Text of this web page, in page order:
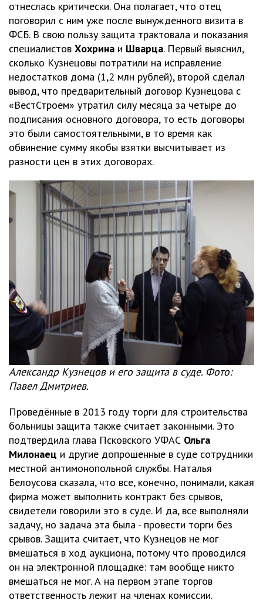
отнеслась критически. Она полагает, что отец
поговорил с ним уже после вынужденного визита в
ФСБ. В свою пользу защита трактовала и показания
специалистов Хохрина и Шварца. Первый выяснил,
сколько Кузнецовы потратили на исправление
недостатков дома (1,2 млн рублей), второй сделал
вывод, что предварительный договор Кузнецова с
«ВестСтроем» утратил силу месяца за четыре до
подписания основного договора, то есть договоры
это были самостоятельными, в то время как
обвинение сумму якобы взятки высчитывает из
разности цен в этих договорах.
Александр Кузнецов и его защита в суде. Фото:
Павел Дмитриев.
Проведённые в 2013 году торги для строительства
больницы защита также считает законными. Это
подтвердила глава Псковского УФАС Ольга
Милонаец и другие допрошенные в суде сотрудники
местной антимонопольной службы. Наталья
Белоусова сказала, что все, конечно, понимали, какая
фирма может выполнить контракт без срывов,
свидетели говорили это в суде. И да, все выполняли
задачу, но задача эта была - провести торги без
срывов. Защита считает, что Кузнецов не мог
вмешаться в ход аукциона, потому что проводился
он на электронной площадке: там вообще никто
вмешаться не мог. А на первом этапе торгов
ответственность лежит на членах комиссии.